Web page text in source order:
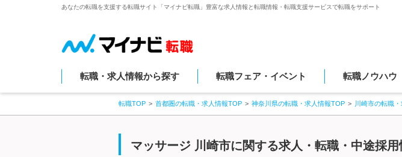
あなたの転職を支援する転職サイト「マイナビ転職」豊富な求人情報と転職情報・転職支援サービスで転職をサポート
転職・求人情報から探す 転職フェア・イベント 転職ノウハウ
転職TOP 首都圏の転職・求人情報TOP 神奈川県の転職・求人情報TOP 川崎市の転職
マッサージ 川崎市に関する求人・転職・中途採